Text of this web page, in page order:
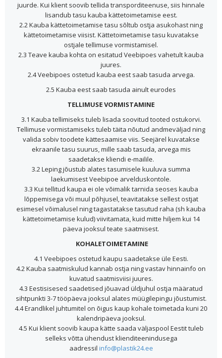
juurde. Kui klient soovib tellida transporditeenuse, siis hinnale
lisandub tasu kauba kättetoimetamise eest.
2.2 Kauba kättetoimetamise tasu sõltub ostja asukohast ning
kättetoimetamise viisist. Kättetoimetamise tasu kuvatakse
ostjale tellimuse vormistamisel.
2.3 Teave kauba kohta on esitatud Veebipoes vahetult kauba
juures.
2.4 Veebipoes ostetud kauba eest saab tasuda arvega.
2.5 Kauba eest saab tasuda ainult eurodes
TELLIMUSE VORMISTAMINE
3.1 Kauba tellimiseks tuleb lisada soovitud tooted ostukorvi.
Tellimuse vormistamiseks tuleb täita nõutud andmeväljad ning
valida sobiv toodete kättesaamise viis. Seejärel kuvatakse
ekraanile tasu suurus, mille saab tasuda, arvega mis
saadetakse kliendi e-mailile.
3.2 Leping jõustub alates tasumisele kuuluva summa
laekumisest Veebipoe arvelduskontole.
3.3 Kui tellitud kaupa ei ole võimalik tarnida seoses kauba
lõppemisega või muul põhjusel, teavitatakse sellest ostjat
esimesel võimalusel ning tagastatakse tasutud raha (sh kauba
kättetoimetamise kulud) viivitamata, kuid mitte hiljem kui 14
päeva jooksul teate saatmisest.
KOHALETOIMETAMINE
4.1 Veebipoes ostetud kaupu saadetakse üle Eesti.
4.2 Kauba saatmiskulud kannab ostja ning vastav hinnainfo on
kuvatud saatmisviisi juures.
4.3 Eestisisesed saadetised jõuavad üldjuhul ostja määratud
sihtpunkti 3-7 tööpäeva jooksul alates müügilepingu jõustumist.
4.4 Erandlikel juhtumitel on õigus kaup kohale toimetada kuni 20
kalendripäeva jooksul.
4.5 Kui klient soovib kaupa kätte saada väljaspool Eestit tuleb
selleks võtta ühendust klienditeenindusega
aadressil info@plastik24.ee